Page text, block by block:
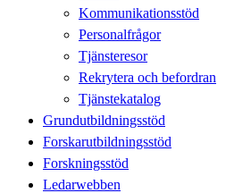
Kommunikationsstöd
Personalfrågor
Tjänsteresor
Rekrytera och befordran
Tjänstekatalog
Grundutbildningsstöd
Forskarutbildningsstöd
Forskningsstöd
Ledarwebben